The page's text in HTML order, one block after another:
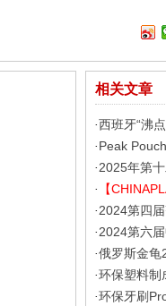
相关文章
·西班牙“沸
· Peak
· 2025年第
· 【
· 2024第四
· 2024第六
·俄罗斯金
·环保塑料制
·环保牙刷